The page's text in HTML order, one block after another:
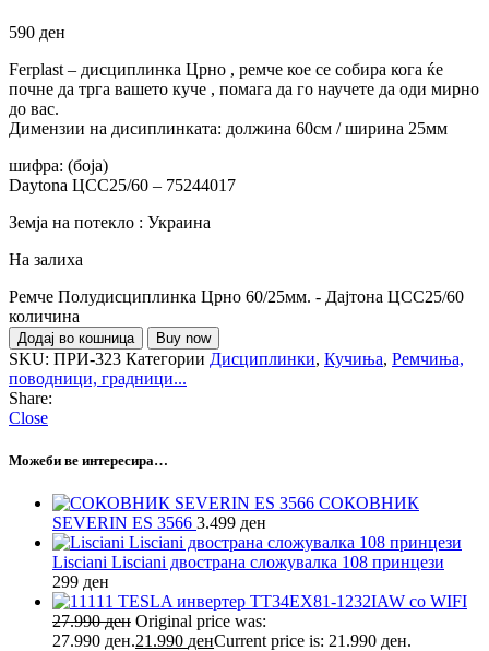
590 ден
Ferplast – дисциплинка Црно , ремче кое се собира кога ќе
почне да трга вашето куче , помага да го научете да оди мирно
до вас.
Димензии на дисиплинката: должина 60см / ширина 25мм
шифра: (боја)
Daytona ЦСС25/60 – 75244017
Земја на потекло : Украина
На залиха
Ремче Полудисциплинка Црно 60/25мм. - Дајтона ЦСС25/60
количина
Додај во кошница Buy now
SKU: ПРИ-323 Категории Дисциплинки, Кучиња, Ремчиња,
поводници, градници...
Share:
Close
Можеби ве интересира…
СОКОВНИК
SEVERIN ES 3566 3.499 ден
Lisciani Lisciani двострана сложувалка 108 принцези
299 ден
TESLA инвертер TT34EX81-1232IAW со WIFI
27.990ден Original price was:
27.990 ден.21.990 денCurrent price is: 21.990 ден.